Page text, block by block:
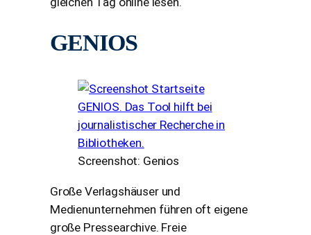
GENIOS
Screenshot: Genios
Große Verlagshäuser und
Medienunternehmen führen oft eigene
große Pressearchive. Freie